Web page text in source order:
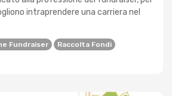
intraprendere una carriera nel
Fundraiser
Raccolta Fondi